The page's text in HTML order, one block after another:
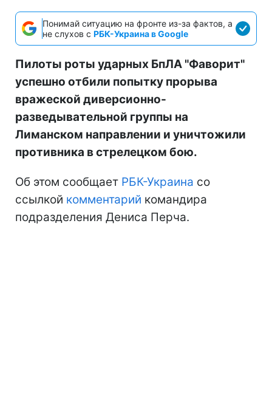
Понимай ситуацию на фронте из-за фактов, а
не слухов с РБК-Украина в Google
Пилоты роты ударных БпЛА "Фаворит"
успешно отбили попытку прорыва
вражеской диверсионно-
разведывательной группы на
Лиманском направлении и уничтожили
противника в стрелецком бою.
Об этом сообщает РБК-Украина со
ссылкой комментарий командира
подразделения Дениса Перча.